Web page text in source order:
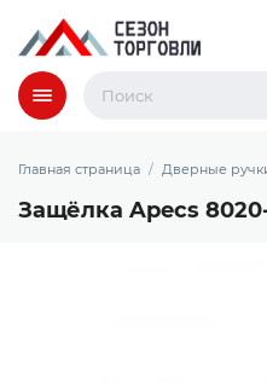
Меню
Главная страница Дверные
Защёлка Apecs